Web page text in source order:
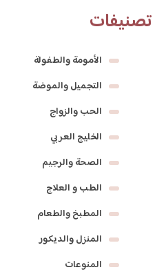
تصنيفات
الأمومة والطفولة
التجميل والموضة
الحب والزواج
الخليج العربي
الصحة والرجيم
الطب و العلاج
المطبخ والطعام
المنزل والديكور
المنوعات